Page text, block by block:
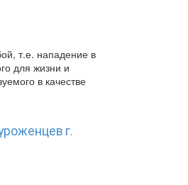
т.е. нападение в
для жизни и
в качестве
г.